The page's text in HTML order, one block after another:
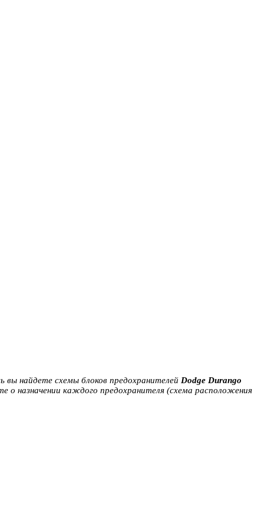
найдете схемы блоков предохранителей Dodge Durango
о назначении каждого предохранителя (схема расположения